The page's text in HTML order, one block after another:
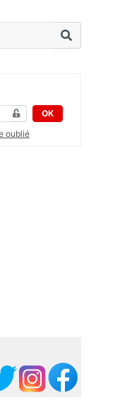
OK
oublié